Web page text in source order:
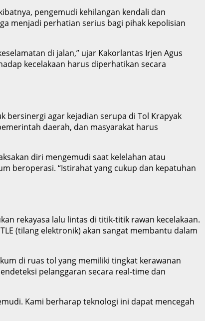
pengemudi kehilangan kendali dan
menjadi perhatian serius bagi pihak kepolisian
di jalan,” ujar Kakorlantas Irjen Agus
kecelakaan harus diperhatikan secara
bersinergi agar kejadian serupa di Tol Krapyak
daerah, dan masyarakat harus
diri mengemudi saat kelelahan atau
beroperasi. “Istirahat yang cukup dan kepatuhan
rekayasa lalu lintas di titik-titik rawan kecelakaan.
(tilang elektronik) akan sangat membantu dalam
di ruas tol yang memiliki tingkat kerawanan
pelanggaran secara real-time dan
Kami berharap teknologi ini dapat mencegah